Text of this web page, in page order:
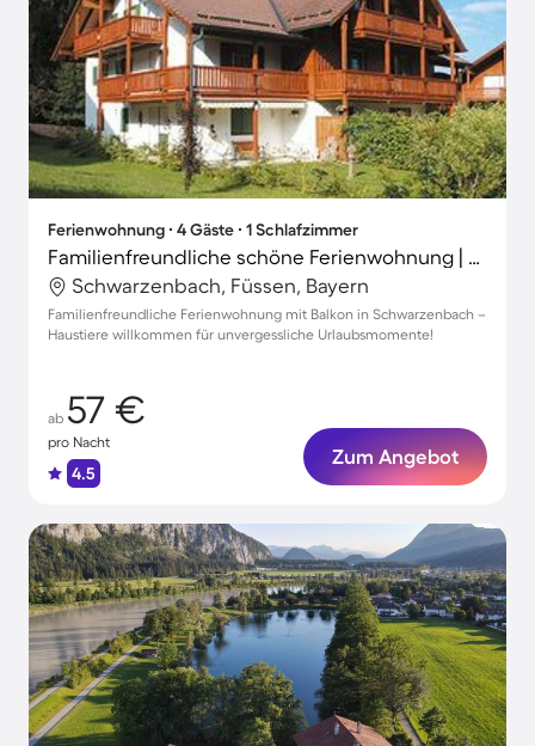
Ferienwohnung ∙ 4 Gäste ∙ 1 Schlafzimmer
Familienfreundliche schöne Ferienwohnung | Hunde erlaubt
Schwarzenbach, Füssen, Bayern
Familienfreundliche Ferienwohnung mit Balkon in Schwarzenbach –
Haustiere willkommen für unvergessliche Urlaubsmomente!
ab 57 €
pro Nacht
4.5
Zum Angebot